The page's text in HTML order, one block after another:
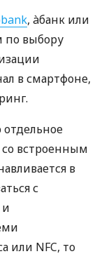
, àбанк или
по выбору
в смартфоне,
со встроенным
в
с
или NFC, то